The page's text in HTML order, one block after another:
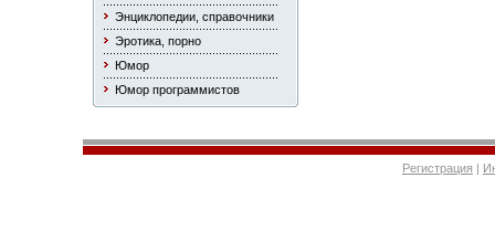
Энциклопедии, справочники
Эротика, порно
Юмор
Юмор программистов
Регистрация |